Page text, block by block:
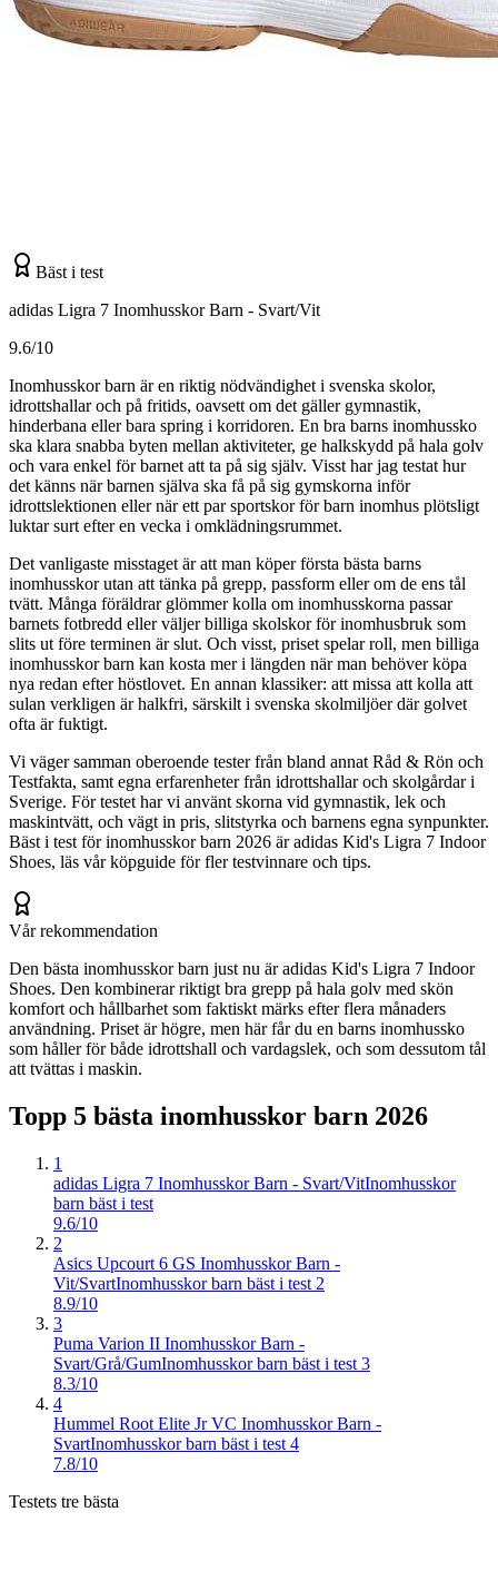
Bäst i test
adidas Ligra 7 Inomhusskor Barn - Svart/Vit
9.6/10
Inomhusskor barn är en riktig nödvändighet i svenska skolor,
idrottshallar och på fritids, oavsett om det gäller gymnastik,
hinderbana eller bara spring i korridoren. En bra barns inomhussko
ska klara snabba byten mellan aktiviteter, ge halkskydd på hala golv
och vara enkel för barnet att ta på sig själv. Visst har jag testat hur
det känns när barnen själva ska få på sig gymskorna inför
idrottslektionen eller när ett par sportskor för barn inomhus plötsligt
luktar surt efter en vecka i omklädningsrummet.
Det vanligaste misstaget är att man köper första bästa barns
inomhusskor utan att tänka på grepp, passform eller om de ens tål
tvätt. Många föräldrar glömmer kolla om inomhusskorna passar
barnets fotbredd eller väljer billiga skolskor för inomhusbruk som
slits ut före terminen är slut. Och visst, priset spelar roll, men billiga
inomhusskor barn kan kosta mer i längden när man behöver köpa
nya redan efter höstlovet. En annan klassiker: att missa att kolla att
sulan verkligen är halkfri, särskilt i svenska skolmiljöer där golvet
ofta är fuktigt.
Vi väger samman oberoende tester från bland annat Råd & Rön och
Testfakta, samt egna erfarenheter från idrottshallar och skolgårdar i
Sverige. För testet har vi använt skorna vid gymnastik, lek och
maskintvätt, och vägt in pris, slitstyrka och barnens egna synpunkter.
Bäst i test för inomhusskor barn 2026 är adidas Kid's Ligra 7 Indoor
Shoes, läs vår köpguide för fler testvinnare och tips.
Vår rekommendation
Den bästa inomhusskor barn just nu är adidas Kid's Ligra 7 Indoor
Shoes. Den kombinerar riktigt bra grepp på hala golv med skön
komfort och hållbarhet som faktiskt märks efter flera månaders
användning. Priset är högre, men här får du en barns inomhussko
som håller för både idrottshall och vardagslek, och som dessutom tål
att tvättas i maskin.
Topp 5 bästa inomhusskor barn 2026
1
adidas Ligra 7 Inomhusskor Barn - Svart/VitInomhusskor
barn bäst i test
9.6/10
2
Asics Upcourt 6 GS Inomhusskor Barn -
Vit/SvartInomhusskor barn bäst i test 2
8.9/10
3
Puma Varion II Inomhusskor Barn -
Svart/Grå/GumInomhusskor barn bäst i test 3
8.3/10
4
Hummel Root Elite Jr VC Inomhusskor Barn -
SvartInomhusskor barn bäst i test 4
7.8/10
Testets tre bästa